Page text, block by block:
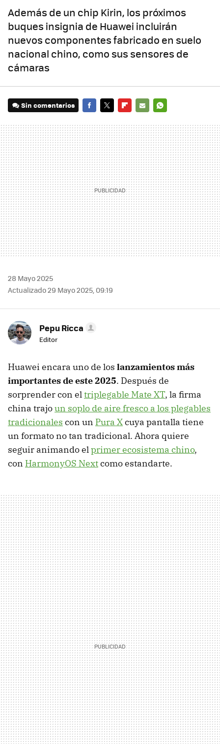
Además de un chip Kirin, los próximos
buques insignia de Huawei incluirán
nuevos componentes fabricado en suelo
nacional chino, como sus sensores de
cámaras
Sin comentarios
MAIL
28 Mayo 2025
Actualizado 29 Mayo 2025, 09:19
Pepu Ricca
Editor
Huawei encara uno de los lanzamientos más
importantes de este 2025. Después de
sorprender con eltriplegable Mate XT, la firma
china trajoun soplo de aire fresco a los plegables
tradicionales con un Pura Xcuya pantalla tiene
un formato no tan tradicional. Ahora quiere
seguir animando elprimer ecosistema chino,
con HarmonyOS Nextcomo estandarte.